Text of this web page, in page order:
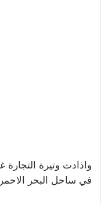
واذادت وتيرة التجارة
في ساحل البحر